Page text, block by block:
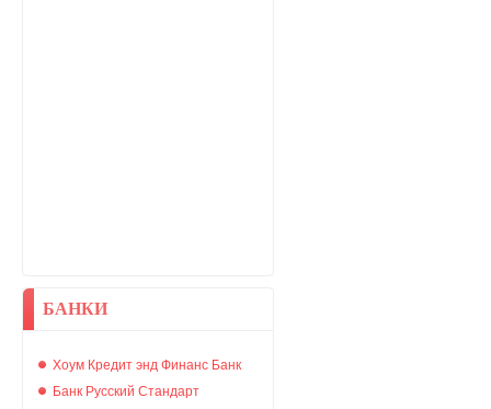
БАНКИ
Хоум Кредит энд Финанс Банк
Банк Русский Стандарт